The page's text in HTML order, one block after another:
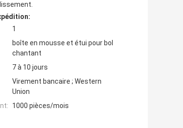
1
boîte en mousse et étui pour bol
chantant
7 à 10 jours
Virement bancaire ; Western
Union
1000 pièces/mois